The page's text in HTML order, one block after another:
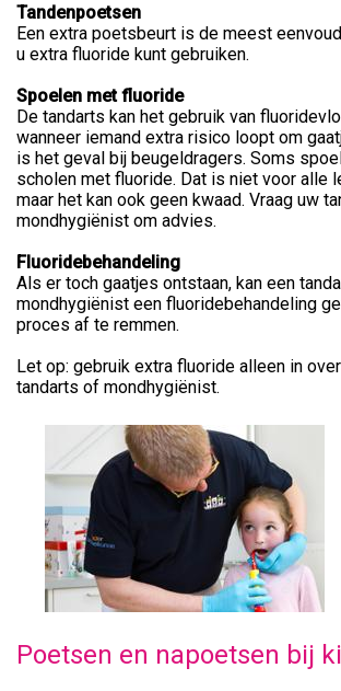
Tandenpoetsen
Een extra poetsbeurt is de meest
u extra fluoride kunt gebruiken.
Spoelen met fluoride
De tandarts kan het gebruik van
wanneer iemand extra risico loopt om
is het geval bij beugeldragers. Soms
scholen met fluoride. Dat is niet voor alle
maar het kan ook geen kwaad. Vraag uw
mondhygiënist om advies.
Fluoridebehandeling
Als er toch gaatjes ontstaan, kan een
mondhygiënist een fluoridebehandeling
proces af te remmen.
Let op: gebruik extra fluoride alleen in
tandarts of mondhygiënist.
Poetsen en napoetsen bij